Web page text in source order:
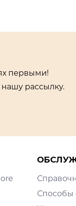
первыми!
рассылку.
Способы